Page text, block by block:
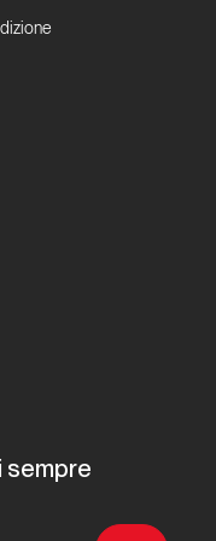
la sua agenda
sempre